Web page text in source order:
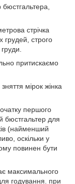
стрічка
грудей, строго
притискаємо
мірок жінка
першого
бюстгальтер для
(найменший
оскільки у
повинен бути
максимального
годування. при